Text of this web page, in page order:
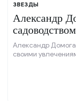
ЗВЕЗДЫ
Александр
садоводством
Александр
своими